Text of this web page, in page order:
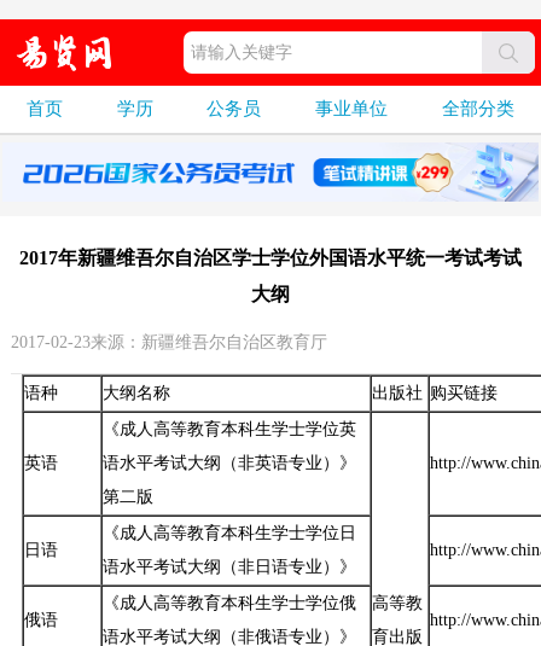
首页 学历 公务员 事业单位 全部分类
2017年新疆维吾尔自治区学士学位外国语水平统一考试考试
大纲
2017-02-23来源：新疆维吾尔自治区教育厅
语种 大纲名称 出版社 购买链接
英语
《成人高等教育本科生学士学位英
语水平考试大纲（非英语专业）》
第二版
高等教
育出版
http://
日语
《成人高等教育本科生学士学位日
语水平考试大纲（非日语专业）》
http://
俄语
《成人高等教育本科生学士学位俄
语水平考试大纲（非俄语专业）》
http://